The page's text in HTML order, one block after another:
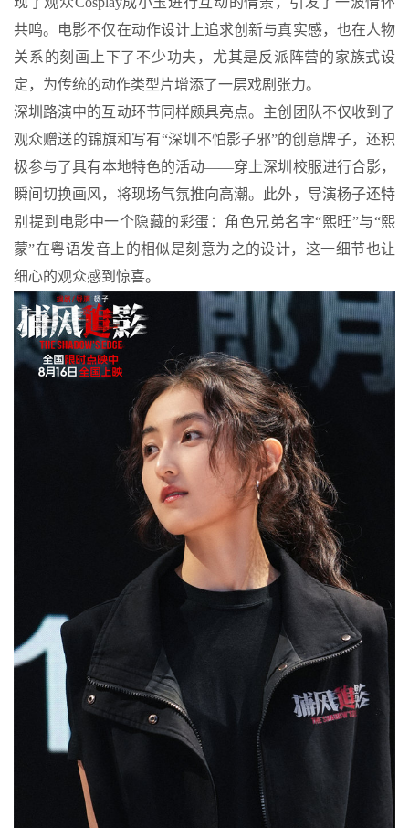
共鸣。电影不仅在动作设计上追求创新与真实感，也在人物
关系的刻画上下了不少功夫，尤其是反派阵营的家族式设
定，为传统的动作类型片增添了一层戏剧张力。
深圳路演中的互动环节同样颇具亮点。主创团队不仅收到了
观众赠送的锦旗和写有“深圳不怕影子邪”的创意牌子，还积
极参与了具有本地特色的活动——穿上深圳校服进行合影，
瞬间切换画风，将现场气氛推向高潮。此外，导演杨子还特
别提到电影中一个隐藏的彩蛋：角色兄弟名字“熙旺”与“熙
蒙”在粤语发音上的相似是刻意为之的设计，这一细节也让
细心的观众感到惊喜。